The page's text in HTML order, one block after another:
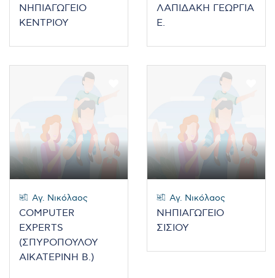
ΝΗΠΙΑΓΩΓΕΙΟ
ΚΕΝΤΡΙΟΥ
ΛΑΠΙΔΑΚΗ ΓΕΩΡΓΙΑ
Ε.
Αγ. Νικόλαος
COMPUTER
EXPERTS
(ΣΠΥΡΟΠΟΥΛΟΥ
ΑΙΚΑΤΕΡΙΝΗ Β.)
Αγ. Νικόλαος
ΝΗΠΙΑΓΩΓΕΙΟ
ΣΙΣΙΟΥ